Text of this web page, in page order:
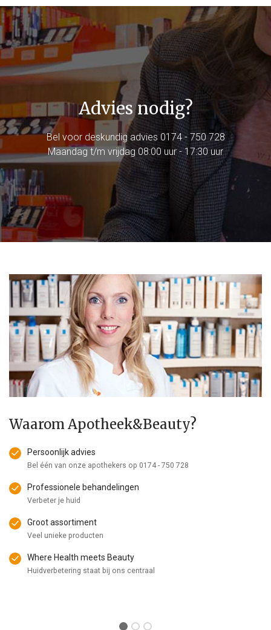
Advies nodig?
Bel voor deskundig advies 0174 - 750 728
Maandag t/m vrijdag 08:00 uur - 17:30 uur
Waarom Apotheek&Beauty?
Persoonlijk advies
Bel één van onze apothekers op 0174 - 750 728
Professionele behandelingen
Verbeter je huid
Groot assortiment
Veel unieke producten
Where Health meets Beauty
Huidverbetering staat bij ons centraal